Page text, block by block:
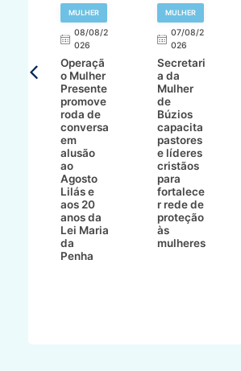
MULHER
08/08/2
026
Operaçã
o Mulher
Presente
promove
roda de
conversa
em
alusão
ao
Agosto
Lilás e
aos 20
anos da
Lei Maria
da
Penha
MULHER
07/08/2
026
Secretari
a da
Mulher
de
Búzios
capacita
pastores
e líderes
cristãos
para
fortalece
r rede de
proteção
às
mulheres